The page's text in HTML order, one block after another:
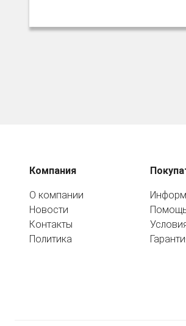
Компания
О компании
Новости
Контакты
Политика